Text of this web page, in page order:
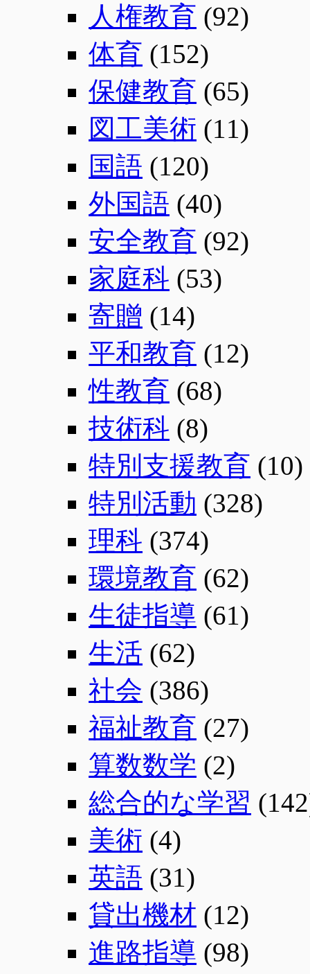
人権教育 (92)
体育 (152)
保健教育 (65)
図工美術 (11)
国語 (120)
外国語 (40)
安全教育 (92)
家庭科 (53)
寄贈 (14)
平和教育 (12)
性教育 (68)
技術科 (8)
特別支援教育 (10)
特別活動 (328)
理科 (374)
環境教育 (62)
生徒指導 (61)
生活 (62)
社会 (386)
福祉教育 (27)
算数数学 (2)
総合的な学習
美術 (4)
英語 (31)
貸出機材 (12)
進路指導 (98)